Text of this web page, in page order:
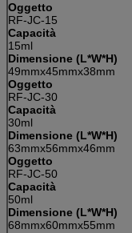
Oggetto
RF-JC-15
Capacità
15ml
Dimensione (L*W*H)
49mmx45mmx38mm
Oggetto
RF-JC-30
Capacità
30ml
Dimensione (L*W*H)
63mmx56mmx46mm
Oggetto
RF-JC-50
Capacità
50ml
Dimensione (L*W*H)
68mmx60mmx55mm